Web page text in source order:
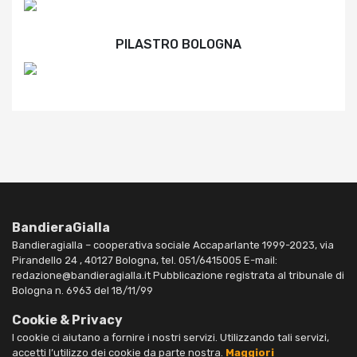
PILASTRO BOLOGNA
BandieraGialla
Bandieragialla – cooperativa sociale Accaparlante 1999-2023, via
Pirandello 24 , 40127 Bologna, tel. 051/6415005 E-mail:
redazione@bandieragialla.it Pubblicazione registrata al tribunale di
Bologna n. 6963 del 18/11/99
Cookie & Privacy
I cookie ci aiutano a fornire i nostri servizi. Utilizzando tali servizi,
accetti l’utilizzo dei cookie da parte nostra. Maggiori